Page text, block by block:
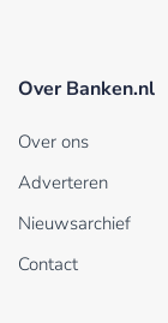
Over Banken.nl
Over ons
Adverteren
Nieuwsarchief
Contact